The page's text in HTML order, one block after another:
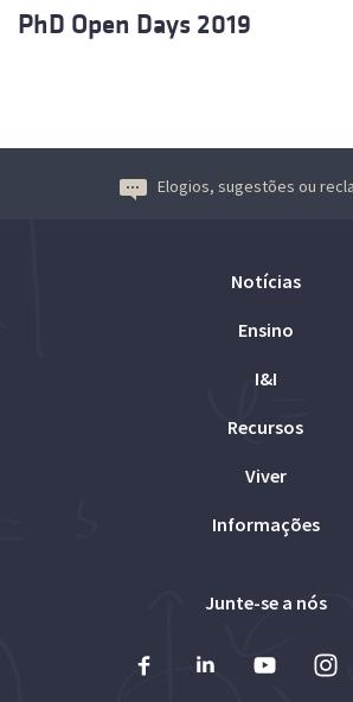
PhD Open Days 2019
Elogios, sugestões ou
Notícias
Ensino
I&I
Recursos
Viver
Informações
Junte-se a nós